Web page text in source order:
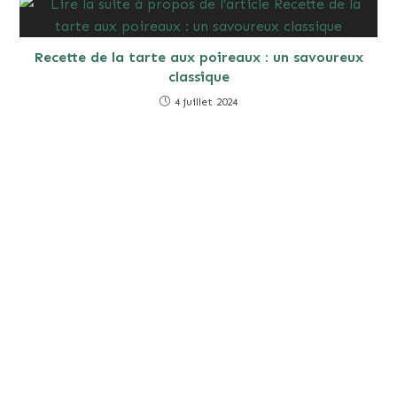
Recette de la tarte aux poireaux : un savoureux
classique
4 juillet 2024